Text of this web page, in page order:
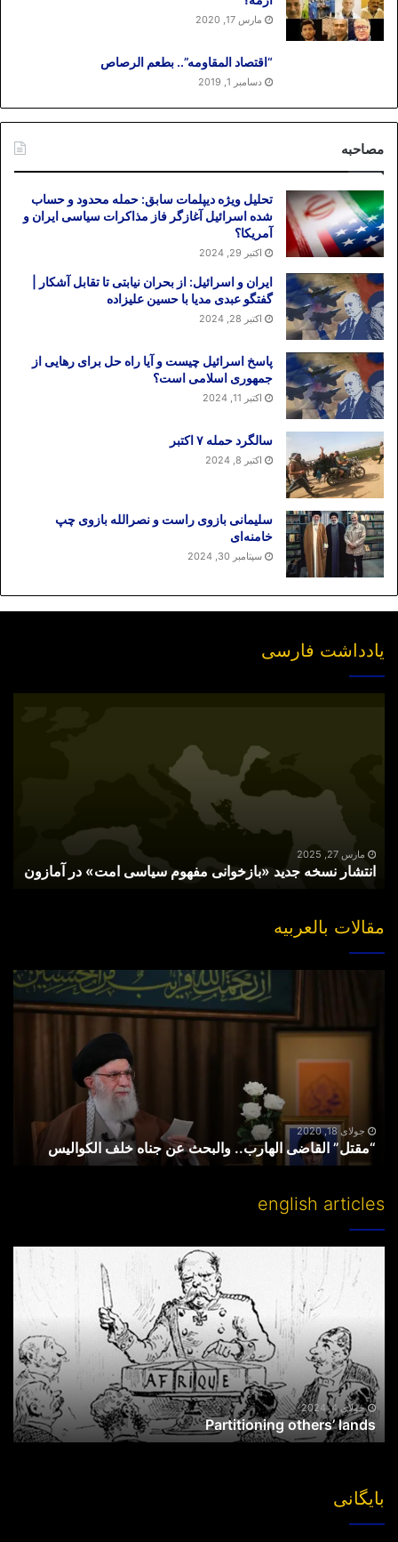
مارس 17, 2020
“اقتصاد المقاومه”.. بطعم الرصاص
دسامبر 1, 2019
مصاحبه
تحلیل ویژه دیپلمات سابق: حمله محدود و حساب
شده اسرائیل آغازگر فاز مذاکرات سیاسی ایران و
آمریکا؟
اکتبر 29, 2024
ایران و اسرائیل: از بحران نیابتی تا تقابل آشکار |
گفتگو عبدی مدیا با حسین علیزاده
اکتبر 28, 2024
پاسخ اسرائیل چیست و آیا راه حل برای رهایی از
جمهوری اسلامی است؟
اکتبر 11, 2024
سالگرد حمله ۷ اکتبر
اکتبر 8, 2024
سلیمانی بازوی راست و نصرالله بازوی چپ
خامنه‌ای
سپتامبر 30, 2024
یادداشت فارسی
آمازونمارس 27, 2025
انتشار نسخه جدید «بازخوانی مفهوم سیاسی امت» در آمازون
مقالات بالعربیه
والبحث
جولای 18, 2020
“مقتل” القاضی الهارب.. والبحث عن جناه خلف الکوالیس
english articles
others’
جولای 4, 2024
Partitioning others’ lands
بایگانی